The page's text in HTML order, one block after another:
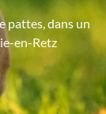
pattes, dans un
en-Retz